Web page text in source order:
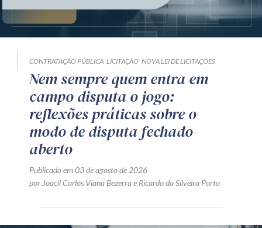
CONTRATAÇÃO PÚBLICA LICITAÇÃO NOVA LEI DE LICITAÇÕES
Nem sempre quem entra em
campo disputa o jogo:
reflexões práticas sobre o
modo de disputa fechado-
aberto
Publicado em 03 de agosto de 2026
por Joacil Carlos Viana Bezerrae Ricardo da Silveira Porto